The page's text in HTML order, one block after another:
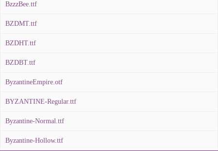
BzzzBee.ttf
BZDMT.ttf
BZDHT.ttf
BZDBT.ttf
ByzantineEmpire.otf
BYZANTINE-Regular.ttf
Byzantine-Normal.ttf
Byzantine-Hollow.ttf